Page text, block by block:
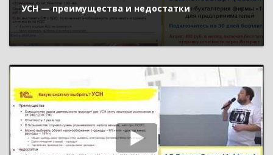
УСН — преимущества и недостатки